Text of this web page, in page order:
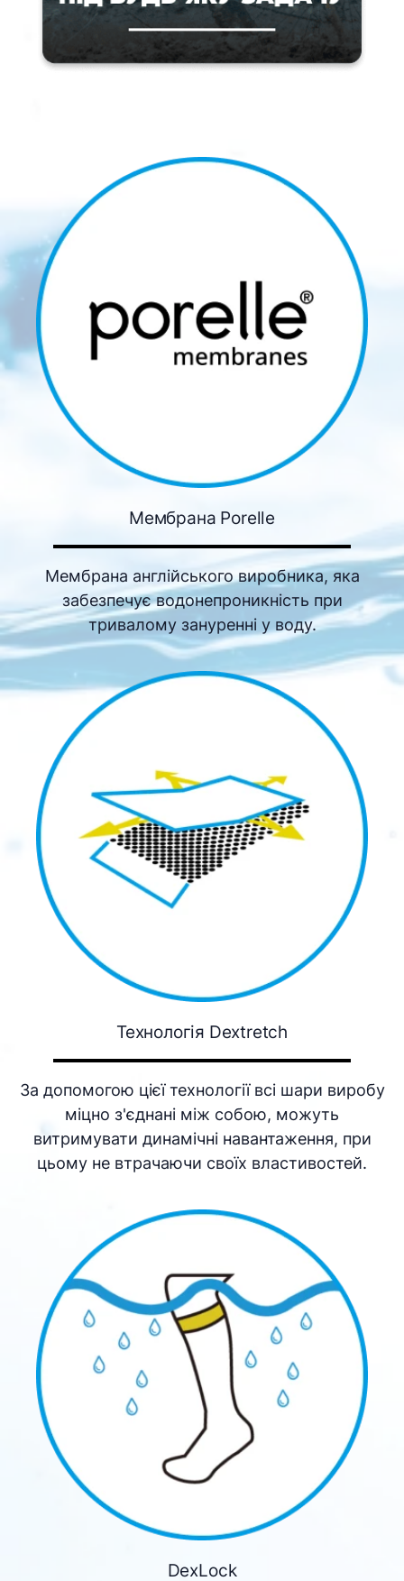
Мембрана Porelle
Мембрана англійського виробника, яка
забезпечує водонепроникність при
тривалому зануренні у воду.
Технологія Dextretch
За допомогою цієї технології всі шари виробу
міцно з'єднані між собою, можуть
витримувати динамічні навантаження, при
цьому не втрачаючи своїх властивостей.
DexLock